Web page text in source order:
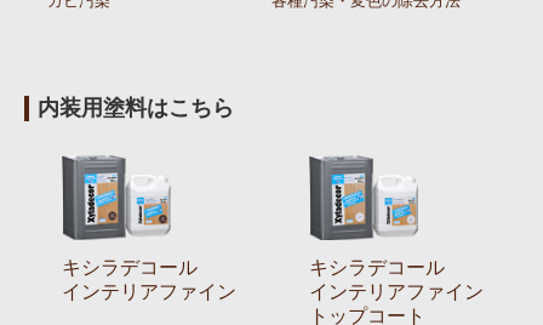
内装用塗料はこちら
キシラデコール
インテリアファイン
キシラデコール
インテリアファイン
トップコート